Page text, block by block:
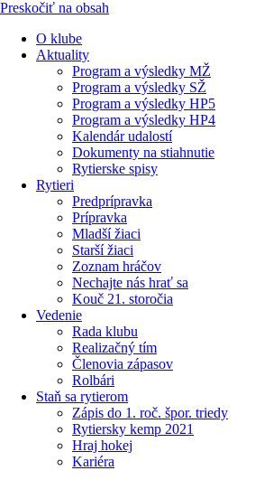
Preskočiť na obsah
O klube
Aktuality
Program a výsledky MŽ
Program a výsledky SŽ
Program a výsledky HP5
Program a výsledky HP4
Kalendár udalostí
Dokumenty na stiahnutie
Rytierske spisy
Rytieri
Predprípravka
Prípravka
Mladší žiaci
Starší žiaci
Zoznam hráčov
Nechajte nás hrať sa
Kouč 21. storočia
Vedenie
Rada klubu
Realizačný tím
Členovia zápasov
Rolbári
Staň sa rytierom
Zápis do 1. roč. špor. triedy
Rytiersky kemp 2021
Hraj hokej
Kariéra